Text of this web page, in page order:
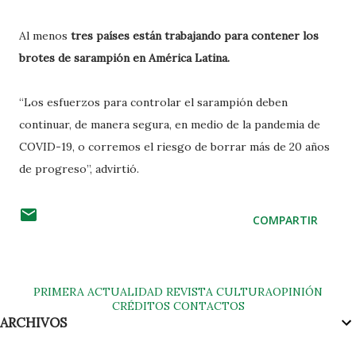
Al menos tres países están trabajando para contener los
brotes de sarampión en América Latina.
“Los esfuerzos para controlar el sarampión deben
continuar, de manera segura, en medio de la pandemia de
COVID-19, o corremos el riesgo de borrar más de 20 años
de progreso”, advirtió.
COMPARTIR
PRIMERA ACTUALIDAD REVISTA CULTURAOPINIÓN
CRÉDITOSCONTACTOS
ARCHIVOS